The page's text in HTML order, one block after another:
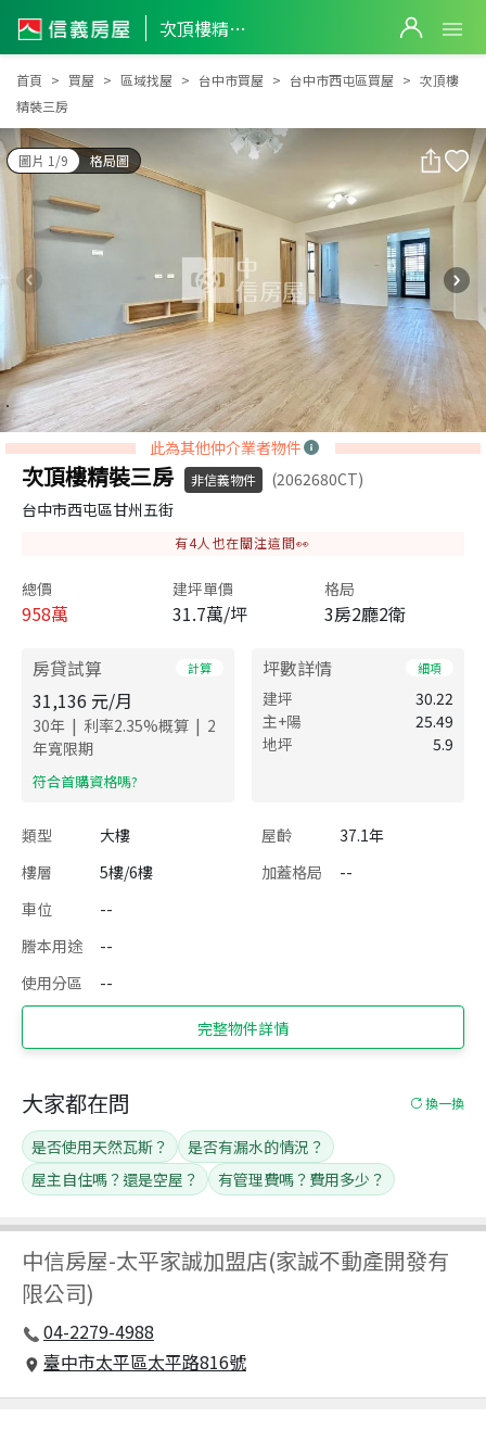
次頂樓精裝三房
次頂樓精裝三房
首頁 買屋 區域找屋 台中市買屋 台中市西屯區買屋
次頂樓
精裝三房
圖片 1/9 格局圖
此為其他仲介業者物件
次頂樓精裝三房 非信義物件
(2062680CT)
台中市西屯區甘州五街
有4人也在關注這間👀
總價
958萬
建坪單價
31.7萬/坪
格局
3房2廳2衛
房貸試算 計算
31,136 元/月
30年 | 利率2.35%概算 | 2
年寬限期
​符合首購資格嗎?
坪數詳情 細項
建坪
30.22
主+陽
25.49
地坪
5.9
類型 大樓 屋齡
37.1年
樓層
5樓/6樓 加蓋格局
--
車位
--
謄本用途
--
使用分區
--
完整物件詳情
中信房屋-太平家誠加盟店(家誠不動產開發有
限公司)
04-2279-4988
臺中市太平區太平路816號
大家都在問 換一換
是否使用天然瓦斯？
是否有漏水的情況？
屋主自住嗎？還是空屋？
有管理費嗎？費用多少？